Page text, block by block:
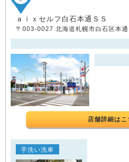
ａｉｘセルフ白石本通ＳＳ
〒003-0027 北海道札幌市白石区本
店舗詳細はこ
手洗い洗車